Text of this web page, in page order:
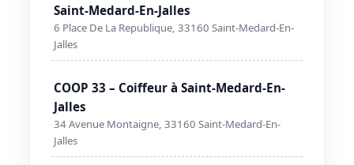
Saint-Medard-En-Jalles
6 Place De La Republique, 33160 Saint-Medard-En-
Jalles
COOP 33 – Coiffeur à Saint-Medard-En-
Jalles
34 Avenue Montaigne, 33160 Saint-Medard-En-
Jalles